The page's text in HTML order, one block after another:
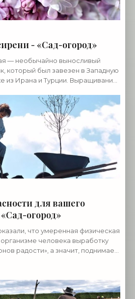
- «Сад-огород»
— необычайно выносливый
который был завезен в Западную
из Ирана и Турции. Выращивание
для вашего
огород»
что умеренная физическая
человека выработку
радости», а значит, поднимает